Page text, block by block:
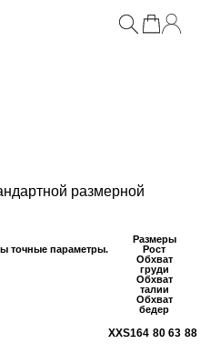
размерной
Размеры
Рост
Обхват
груди
Обхват
талии
Обхват
бедер
XXS164 80 63 88
точные параметры.